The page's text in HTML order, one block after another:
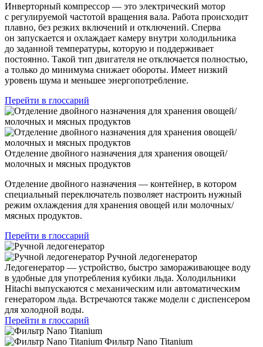
Инверторный компрессор — это электрический мотор
с регулируемой частотой вращения вала. Работа происходит
плавно, без резких включений и отключений. Сперва
он запускается и охлаждает камеру внутри холодильника
до заданной температуры, которую и поддерживает
постоянно. Такой тип двигателя не отключается полностью,
а только до минимума снижает обороты. Имеет низкий
уровень шума и меньшее энергопотребление.
Перейти в глоссарий
Отделение двойного назначения для хранения овощей/
молочных и мясных продуктов
Отделение двойного назначения — контейнер, в котором
специальный переключатель позволяет настроить нужный
режим охлаждения для хранения овощей или молочных/
мясных продуктов.
Перейти в глоссарий
Ручной ледогенератор
Ледогенератор — устройство, быстро замораживающее воду
в удобные для употребления кубики льда. Холодильники
Hitachi выпускаются с механическим или автоматическим
генератором льда. Встречаются также модели с диспенсером
для холодной воды.
Перейти в глоссарий
Фильтр Nano Titanium